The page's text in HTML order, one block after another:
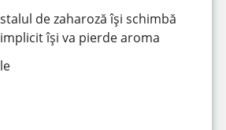
de zaharoză își schimbă
își va pierde aroma